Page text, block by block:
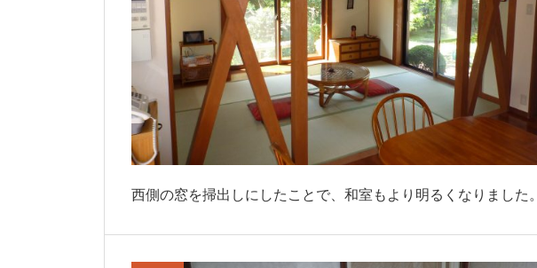
西側の窓を掃出しにしたことで、和室もより明るくなりました。